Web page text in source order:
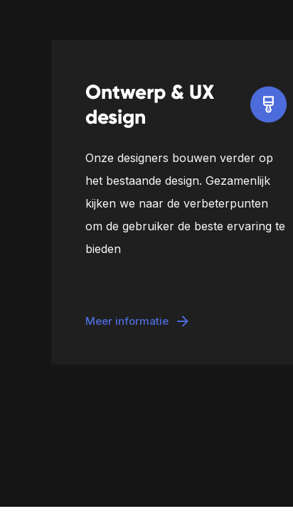
Ontwerp & UX
design
Onze designers bouwen verder op
het bestaande design. Gezamenlijk
kijken we naar de verbeterpunten
om de gebruiker de beste ervaring te
bieden
Meer informatie